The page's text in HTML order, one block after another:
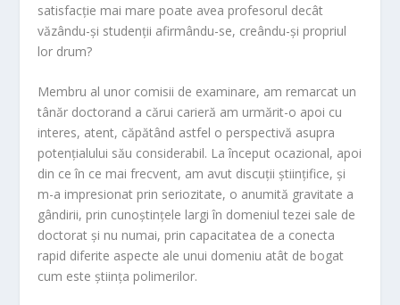
satisfacție mai mare poate avea profesorul decât
văzându-și studenții afirmându-se, creându-și propriul
lor drum?
Membru al unor comisii de examinare, am remarcat un
tânăr doctorand a cărui carieră am urmărit-o apoi cu
interes, atent, căpătând astfel o perspectivă asupra
potențialului său considerabil. La început ocazional, apoi
din ce în ce mai frecvent, am avut discuții științifice, și
m-a impresionat prin seriozitate, o anumită gravitate a
gândirii, prin cunoștințele largi în domeniul tezei sale de
doctorat și nu numai, prin capacitatea de a conecta
rapid diferite aspecte ale unui domeniu atât de bogat
cum este știința polimerilor.